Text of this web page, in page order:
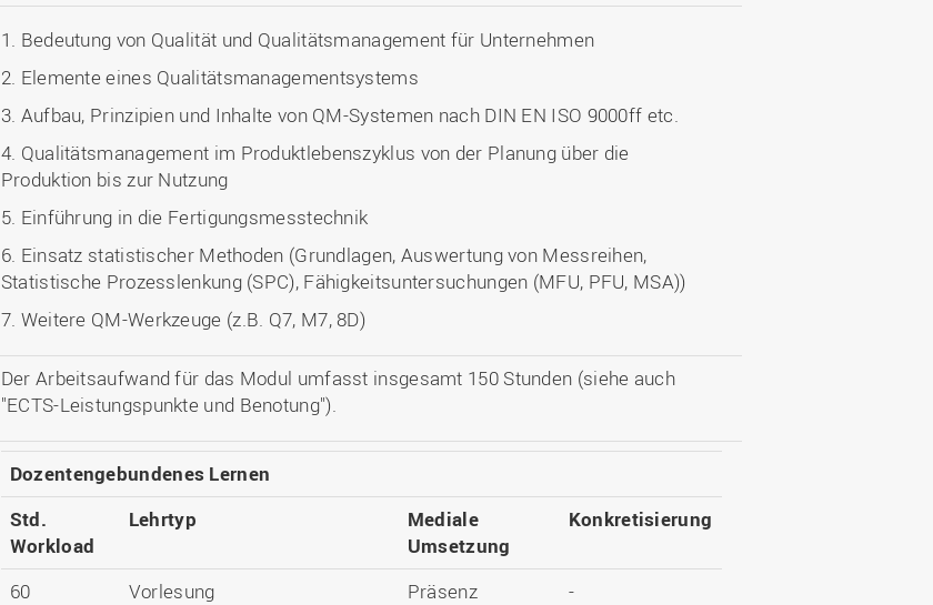
1. Bedeutung von Qualität und Qualitätsmanagement für Unternehmen
2. Elemente eines Qualitätsmanagementsystems
3. Aufbau, Prinzipien und Inhalte von QM-Systemen nach DIN EN ISO 9000ff etc.
4. Qualitätsmanagement im Produktlebenszyklus von der Planung über die
Produktion bis zur Nutzung
5. Einführung in die Fertigungsmesstechnik
6. Einsatz statistischer Methoden (Grundlagen, Auswertung von Messreihen,
Statistische Prozesslenkung (SPC), Fähigkeitsuntersuchungen (MFU, PFU, MSA))
7. Weitere QM-Werkzeuge (z.B. Q7, M7, 8D)
Der Arbeitsaufwand für das Modul umfasst insgesamt 150 Stunden (siehe auch
"ECTS-Leistungspunkte und Benotung").
Dozentengebundenes Lernen
Std.
Workload
Lehrtyp
Mediale
Umsetzung
Konkretisierung
60 Vorlesung Präsenz
-